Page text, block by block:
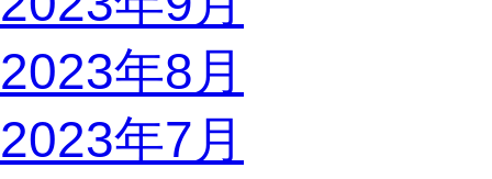
2023年8月
2023年7月